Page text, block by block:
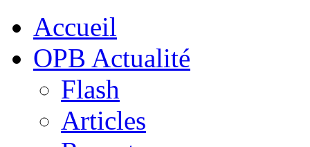
Accueil
OPB Actualité
Flash
Articles